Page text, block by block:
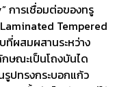
การเชื่อมต่อของทรู
Tempered
ที่ผสมผสานระหว่าง
ษณะเป็นโถงบันได
รูปทรงกระบอกแก้ว